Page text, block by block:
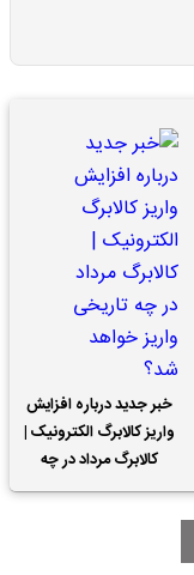
خبر جدید درباره افزایش
واریز کالابرگ الکترونیک |
کالابرگ مرداد در چه
تاریخی واریز خواهد شد؟